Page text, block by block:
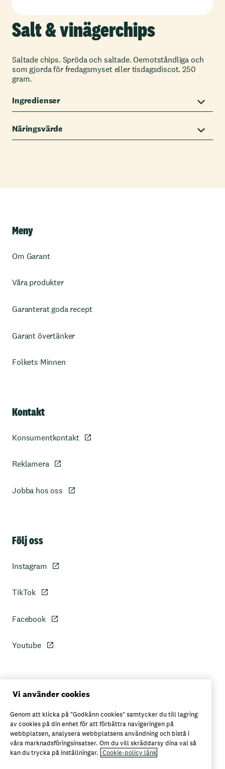
Salt & vinägerchips
Saltade chips. Spröda och saltade. Oemotståndliga och
som gjorda för fredagsmyset eller tisdagsdiscot. 250
gram.
Ingredienser
Näringsvärde
Meny
Om Garant
Våra produkter
Garanterat goda recept
Garant övertänker
Folkets Minnen
Kontakt
Konsumentkontakt
Reklamera
Jobba hos oss
Följ oss
Instagram
TikTok
Facebook
Youtube
Personuppgiftspolicy
Axfoods integritetspolicy
Vi använder cookies
Genom att klicka på "Godkänn cookies" samtycker du till lagring
av cookies på din enhet för att förbättra navigeringen på
webbplatsen, analysera webbplatsens användning och bistå i
våra marknadsföringsinsatser. Om du vill skräddarsy dina val så
kan du trycka på inställningar. Cookie-policy länk